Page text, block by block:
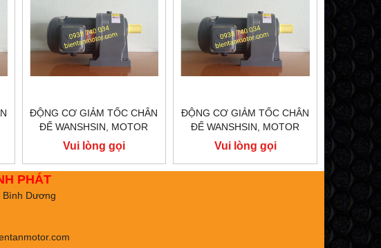
ĐỘNG CƠ GIẢM TỐC CHÂN
ĐẾ WANSHSIN, MOTOR
GIẢM TỐC WANSHSIN
200W GH18-200-15S
Vui lòng gọi
ĐỘNG CƠ GIẢM TỐC CHÂN
ĐẾ WANSHSIN, MOTOR
GIẢM TỐC WANSHSIN
200W GH18-200-10S
Vui lòng gọi
PHÁT
Bình Dương